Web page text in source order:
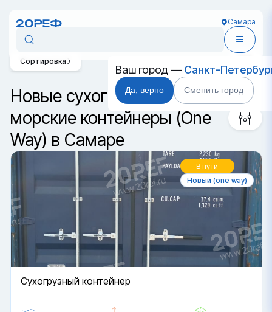
Самара
Ваш город — Санкт-
Да, верно Сменить город
Новые сухогрузные
морские контейнеры (One
Way) в Самаре
Сортировка
В пути
Новый (one way)
Cухогрузный контейнер